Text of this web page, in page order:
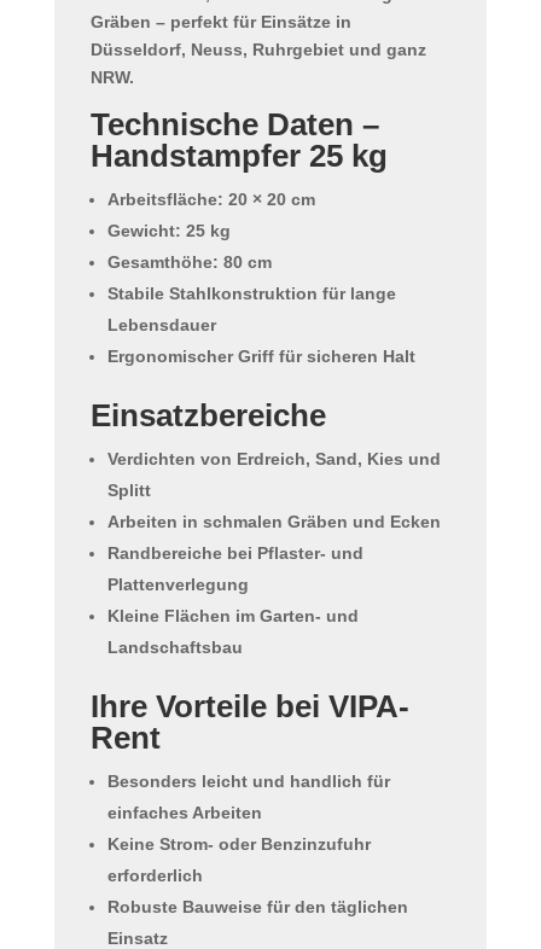
Gräben – perfekt für Einsätze in
Düsseldorf, Neuss, Ruhrgebiet und ganz
NRW.
Technische Daten –
Handstampfer 25 kg
Arbeitsfläche: 20 × 20 cm
Gewicht: 25 kg
Gesamthöhe: 80 cm
Stabile Stahlkonstruktion für lange
Lebensdauer
Ergonomischer Griff für sicheren Halt
Einsatzbereiche
Verdichten von Erdreich, Sand, Kies und
Splitt
Arbeiten in schmalen Gräben und Ecken
Randbereiche bei Pflaster- und
Plattenverlegung
Kleine Flächen im Garten- und
Landschaftsbau
Ihre Vorteile bei VIPA-
Rent
Besonders leicht und handlich für
einfaches Arbeiten
Keine Strom- oder Benzinzufuhr
erforderlich
Robuste Bauweise für den täglichen
Einsatz